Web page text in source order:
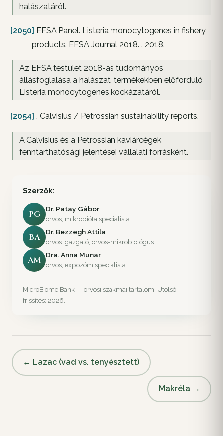
halászatáról.
[2050] EFSA Panel. Listeria monocytogenes in fishery
products. EFSA Journal 2018. . 2018.
Az EFSA testület 2018-as tudományos
állásfoglalása a halászati termékekben előforduló
Listeria monocytogenes kockázatáról.
[2054] . Calvisius / Petrossian sustainability reports.
A Calvisius és a Petrossian kaviárcégek
fenntarthatósági jelentései vállalati forrásként.
Szerzők:
PG
Dr. Patay Gábor
orvos, mikrobióta specialista
BA
Dr. Bezzegh Attila
orvos igazgató, orvos-mikrobiológus
AM
Dra. Anna Munar
orvos, expozóm specialista
MicroBiome Bank — orvosi szakmai tartalom. Utolsó
frissítés: 2026.
← Lazac (vad vs. tenyésztett)
Makréla →